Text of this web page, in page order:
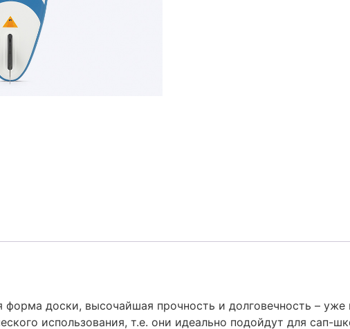
доски, высочайшая прочность и долговечность – уже
использования, т.е. они идеально подойдут для сап-